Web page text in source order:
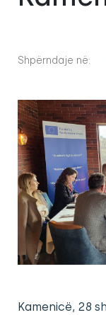
Shpërndaje në:
Kamenicë, 28